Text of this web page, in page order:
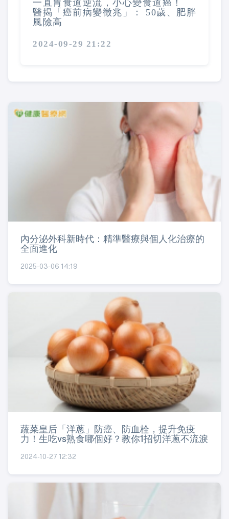
一直胃食道逆流，小心變食道癌！
醫揭「癌前病變徵兆」： 50歲、肥胖
風險高
2024-09-29 21:22
內分泌外科新時代：精準醫療與個人化治療的
全面進化
2025-03-06 14:19
蔬菜皇后「洋蔥」防癌、防血栓，提升免疫
力！生吃vs熟食哪個好？教你1招切洋蔥不流淚
2024-10-27 12:32